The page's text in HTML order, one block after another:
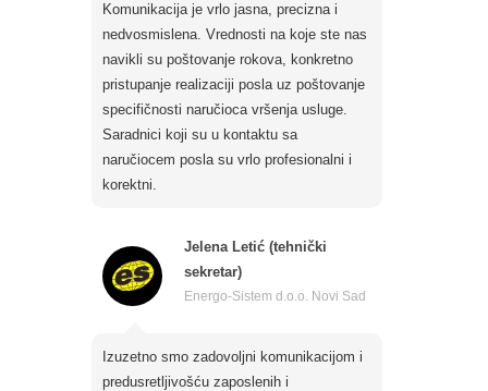
Komunikacija je vrlo jasna, precizna i
nedvosmislena. Vrednosti na koje ste nas
navikli su poštovanje rokova, konkretno
pristupanje realizaciji posla uz poštovanje
specifičnosti naručioca vršenja usluge.
Saradnici koji su u kontaktu sa
naručiocem posla su vrlo profesionalni i
korektni.
Jelena Letić (tehnički
sekretar)
Energo-Sistem d.o.o. Novi Sad
Izuzetno smo zadovoljni komunikacijom i
predusretljivošću zaposlenih i